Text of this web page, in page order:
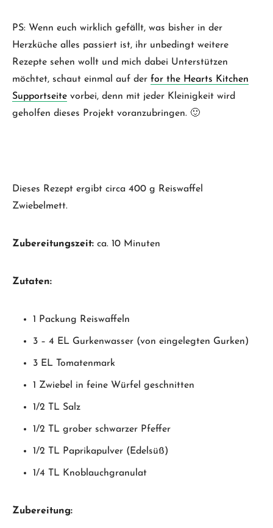
PS: Wenn euch wirklich gefällt, was bisher in der
Herzküche alles passiert ist, ihr unbedingt weitere
Rezepte sehen wollt und mich dabei Unterstützen
möchtet, schaut einmal auf der for the Hearts Kitchen
Supportseite vorbei, denn mit jeder Kleinigkeit wird
geholfen dieses Projekt voranzubringen. 🙂
Dieses Rezept ergibt circa 400 g Reiswaffel
Zwiebelmett.
Zubereitungszeit: ca. 10 Minuten
Zutaten:
1 Packung Reiswaffeln
3 – 4 EL Gurkenwasser (von eingelegten Gurken)
3 EL Tomatenmark
1 Zwiebel in feine Würfel geschnitten
1/2 TL Salz
1/2 TL grober schwarzer Pfeffer
1/2 TL Paprikapulver (Edelsüß)
1/4 TL Knoblauchgranulat
Zubereitung: